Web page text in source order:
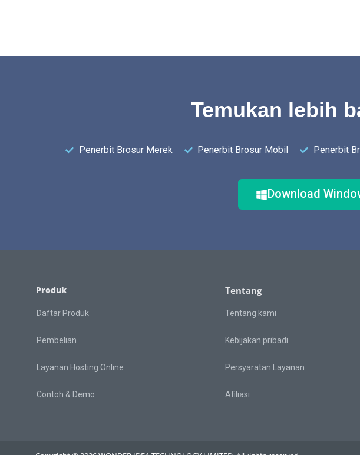
Temukan lebih
Penerbit Brosur Merek Penerbit Brosur Mobil Penerbit
Download
Produk
Daftar Produk
Pembelian
Layanan Hosting Online
Contoh & Demo
Tentang
Tentang kami
Kebijakan pribadi
Persyaratan Layanan
Afiliasi